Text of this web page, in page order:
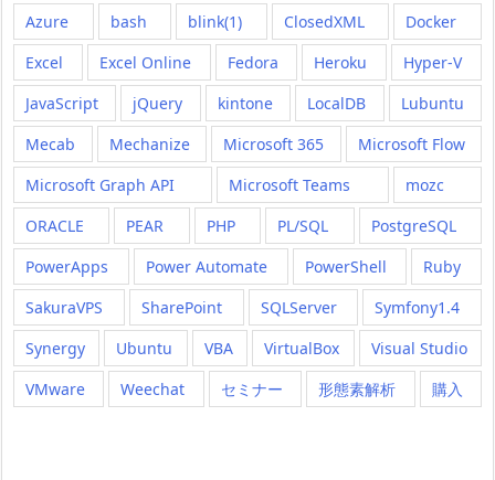
Azure bash blink(1) ClosedXML
Docker
Excel
Excel Online Fedora Heroku
Hyper-V
JavaScript
jQuery kintone LocalDB
Lubuntu
Mecab
Mechanize Microsoft 365
Microsoft Flow
Microsoft Graph API
Microsoft Teams
mozc
ORACLE
PEAR PHP PL/SQL
PostgreSQL
PowerApps
Power Automate PowerShell
Ruby
SakuraVPS
SharePoint SQLServer
Symfony1.4
Synergy
Ubuntu VBA VirtualBox
Visual Studio
VMware
Weechat セミナー 形態素解析 購入